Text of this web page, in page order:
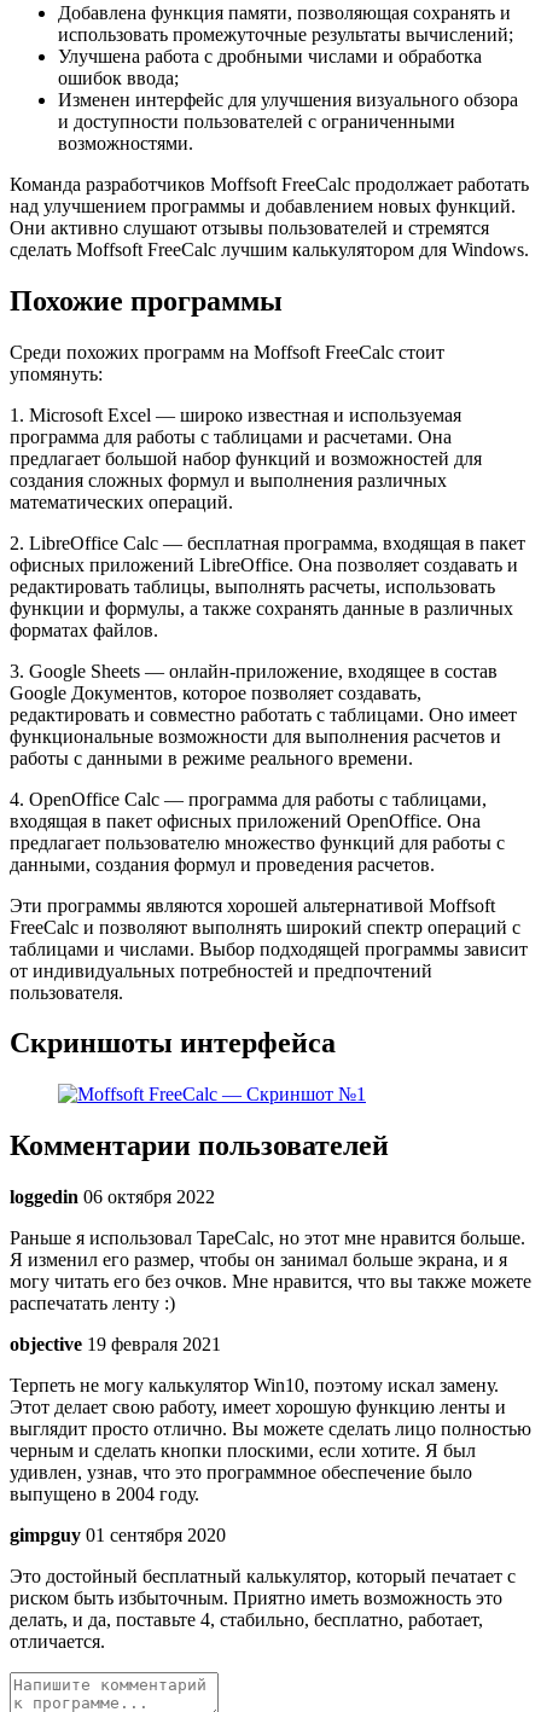
Добавлена функция памяти, позволяющая сохранять и
использовать промежуточные результаты вычислений;
Улучшена работа с дробными числами и обработка
ошибок ввода;
Изменен интерфейс для улучшения визуального обзора
и доступности пользователей с ограниченными
возможностями.
Команда разработчиков Moffsoft FreeCalc продолжает работать
над улучшением программы и добавлением новых функций.
Они активно слушают отзывы пользователей и стремятся
сделать Moffsoft FreeCalc лучшим калькулятором для Windows.
Похожие программы
Среди похожих программ на Moffsoft FreeCalc стоит
упомянуть:
1. Microsoft Excel — широко известная и используемая
программа для работы с таблицами и расчетами. Она
предлагает большой набор функций и возможностей для
создания сложных формул и выполнения различных
математических операций.
2. LibreOffice Calc — бесплатная программа, входящая в пакет
офисных приложений LibreOffice. Она позволяет создавать и
редактировать таблицы, выполнять расчеты, использовать
функции и формулы, а также сохранять данные в различных
форматах файлов.
3. Google Sheets — онлайн-приложение, входящее в состав
Google Документов, которое позволяет создавать,
редактировать и совместно работать с таблицами. Оно имеет
функциональные возможности для выполнения расчетов и
работы с данными в режиме реального времени.
4. OpenOffice Calc — программа для работы с таблицами,
входящая в пакет офисных приложений OpenOffice. Она
предлагает пользователю множество функций для работы с
данными, создания формул и проведения расчетов.
Эти программы являются хорошей альтернативой Moffsoft
FreeCalc и позволяют выполнять широкий спектр операций с
таблицами и числами. Выбор подходящей программы зависит
от индивидуальных потребностей и предпочтений
пользователя.
Скриншоты интерфейса
Комментарии пользователей
loggedin 06 октября 2022
Раньше я использовал TapeCalc, но этот мне нравится больше.
Я изменил его размер, чтобы он занимал больше экрана, и я
могу читать его без очков. Мне нравится, что вы также можете
распечатать ленту :)
objective 19 февраля 2021
Терпеть не могу калькулятор Win10, поэтому искал замену.
Этот делает свою работу, имеет хорошую функцию ленты и
выглядит просто отлично. Вы можете сделать лицо полностью
черным и сделать кнопки плоскими, если хотите. Я был
удивлен, узнав, что это программное обеспечение было
выпущено в 2004 году.
gimpguy 01 сентября 2020
Это достойный бесплатный калькулятор, который печатает с
риском быть избыточным. Приятно иметь возможность это
делать, и да, поставьте 4, стабильно, бесплатно, работает,
отличается.